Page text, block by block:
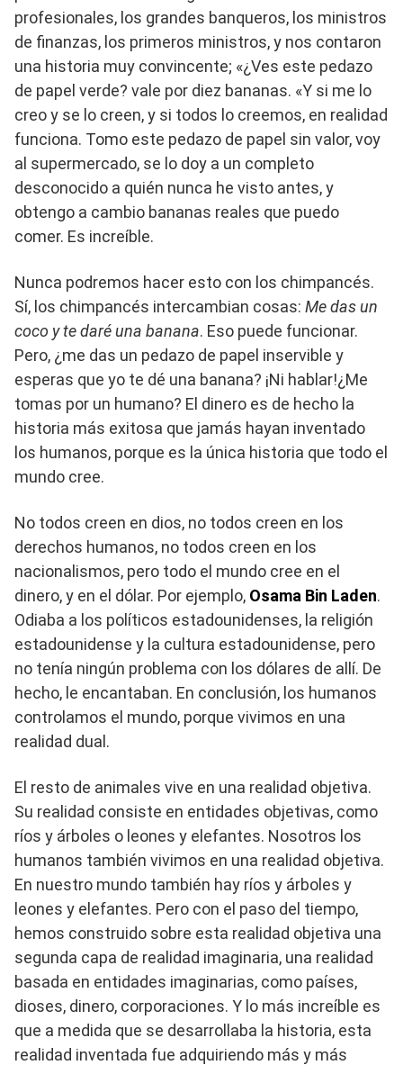
profesionales, los grandes banqueros, los ministros
de finanzas, los primeros ministros, y nos contaron
una historia muy convincente; «¿Ves este pedazo
de papel verde? vale por diez bananas. «Y si me lo
creo y se lo creen, y si todos lo creemos, en realidad
funciona. Tomo este pedazo de papel sin valor, voy
al supermercado, se lo doy a un completo
desconocido a quién nunca he visto antes, y
obtengo a cambio bananas reales que puedo
comer. Es increíble.
Nunca podremos hacer esto con los chimpancés.
Sí, los chimpancés intercambian cosas: Me das un
coco y te daré una banana. Eso puede funcionar.
Pero, ¿me das un pedazo de papel inservible y
esperas que yo te dé una banana? ¡Ni hablar!¿Me
tomas por un humano? El dinero es de hecho la
historia más exitosa que jamás hayan inventado
los humanos, porque es la única historia que todo el
mundo cree.
No todos creen en dios, no todos creen en los
derechos humanos, no todos creen en los
nacionalismos, pero todo el mundo cree en el
dinero, y en el dólar. Por ejemplo, Osama Bin Laden.
Odiaba a los políticos estadounidenses, la religión
estadounidense y la cultura estadounidense, pero
no tenía ningún problema con los dólares de allí. De
hecho, le encantaban. En conclusión, los humanos
controlamos el mundo, porque vivimos en una
realidad dual.
El resto de animales vive en una realidad objetiva.
Su realidad consiste en entidades objetivas, como
ríos y árboles o leones y elefantes. Nosotros los
humanos también vivimos en una realidad objetiva.
En nuestro mundo también hay ríos y árboles y
leones y elefantes. Pero con el paso del tiempo,
hemos construido sobre esta realidad objetiva una
segunda capa de realidad imaginaria, una realidad
basada en entidades imaginarias, como países,
dioses, dinero, corporaciones. Y lo más increíble es
que a medida que se desarrollaba la historia, esta
realidad inventada fue adquiriendo más y más